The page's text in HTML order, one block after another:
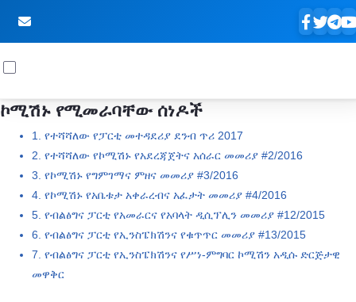
Skip to Main Content
ኮሚሽኑ የሚመራባቸው ሰነዶች
1. የተሻሻለው የፓርቲ መተዳደሪያ ደንብ ጥሪ 2017
2. የተሻሻለው የኮሚሽኑ የአደረጃጀትና አሰራር መመሪያ #2/2016
3. የኮሚሽኑ የግምገማና ምዘና መመሪያ #3/2016
4. የኮሚሽኑ የአቤቱታ አቀራረብና አፈታት መመሪያ #4/2016
5. የብልፅግና ፓርቲ የአመራርና የአባላት ዲሲፕሊን መመሪያ #12/2015
6. የብልፅግና ፓርቲ የኢንስፔክሽንና የቁጥጥር መመሪያ #13/2015
7. የብልፅግና ፓርቲ የኢንስፔክሽንና የሥነ-ምግባር ኮሚሽን አዲሱ ድርጅታዊ
መዋቅር